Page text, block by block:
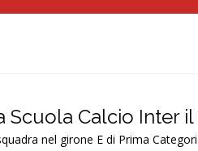
Scuola Calcio Inter
nel girone E di Prima